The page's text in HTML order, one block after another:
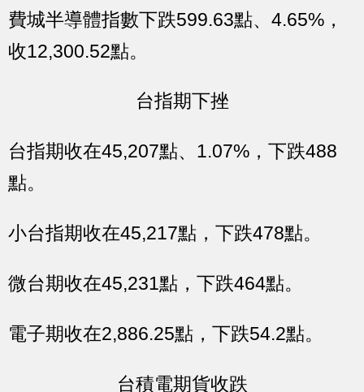
費城半導體指數下跌599.63點、4.65%，
收12,300.52點。
台指期下挫
台指期收在45,207點、1.07%，下跌488
點。
小台指期收在45,217點，下跌478點。
微台期收在45,231點，下跌464點。
電子期收在2,886.25點，下跌54.2點。
台積電期貨收跌